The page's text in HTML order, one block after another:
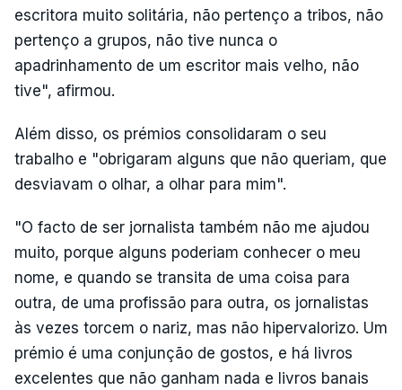
escritora muito solitária, não pertenço a tribos, não
pertenço a grupos, não tive nunca o
apadrinhamento de um escritor mais velho, não
tive", afirmou.
Além disso, os prémios consolidaram o seu
trabalho e "obrigaram alguns que não queriam, que
desviavam o olhar, a olhar para mim".
"O facto de ser jornalista também não me ajudou
muito, porque alguns poderiam conhecer o meu
nome, e quando se transita de uma coisa para
outra, de uma profissão para outra, os jornalistas
às vezes torcem o nariz, mas não hipervalorizo. Um
prémio é uma conjunção de gostos, e há livros
excelentes que não ganham nada e livros banais